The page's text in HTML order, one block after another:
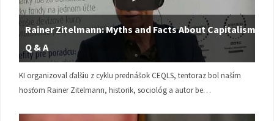
Rainer Zitelmann: Myths and Facts About Capitalism |
Q & A
KI organizoval ďalšiu z cyklu prednášok CEQLS, tentoraz bol naším
hosťom Rainer Zitelmann, historik, sociológ a autor be…